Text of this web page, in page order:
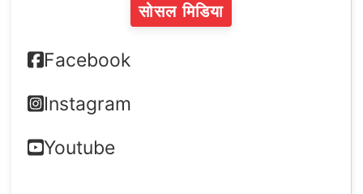
सोसल मिडिया
Facebook
Instagram
Youtube